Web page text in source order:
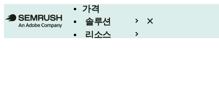
가격
솔루션
리소스